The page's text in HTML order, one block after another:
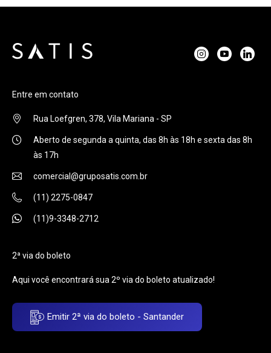
Entre em contato
Rua Loefgren, 378, Vila Mariana - SP
Aberto de segunda a quinta, das 8h às 18h e sexta das 8h
às 17h
comercial@gruposatis.com.br
(11) 2275-0847
(11)9-3348-2712
2ª via do boleto
Aqui você encontrará sua 2º via do boleto atualizado!
Emitir 2ª via do boleto - Santander